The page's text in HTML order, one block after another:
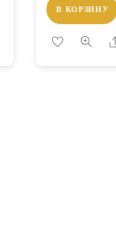
В КОРЗИНУ